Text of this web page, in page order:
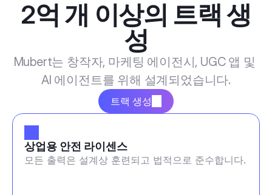
2억 개 이상의 트랙 생
성
Mubert는 창작자, 마케팅 에이전시, UGC 앱 및
AI 에이전트를 위해 설계되었습니다.
트랙 생성
상업용 안전 라이센스
모든 출력은 설계상 훈련되고 법적으로 준수합니다.